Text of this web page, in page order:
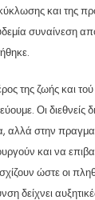
και της
συναίνεση
της ζωής και
Οι διεθνείς
αλλά στην
και να
ώστε οι
δείχνει